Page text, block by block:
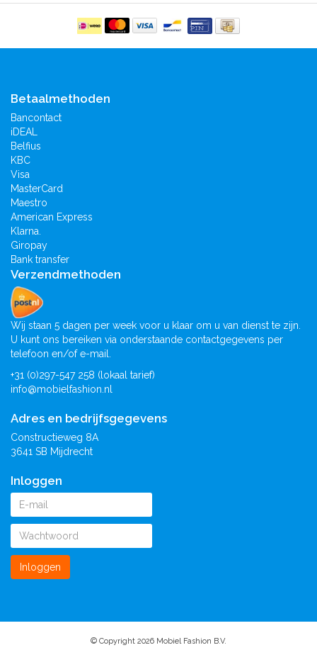
Betaalmethoden
Bancontact
iDEAL
Belfius
KBC
Visa
MasterCard
Maestro
American Express
Klarna.
Giropay
Bank transfer
Verzendmethoden
Wij staan 5 dagen per week voor u klaar om u van dienst te zijn.
U kunt ons bereiken via onderstaande contactgegevens per
telefoon en/of e-mail.
+31 (0)297-547 258 (lokaal tarief)
info@mobielfashion.nl
Adres en bedrijfsgegevens
Constructieweg 8A
3641 SB Mijdrecht
Inloggen
Inloggen
© Copyright 2026 Mobiel Fashion B.V.